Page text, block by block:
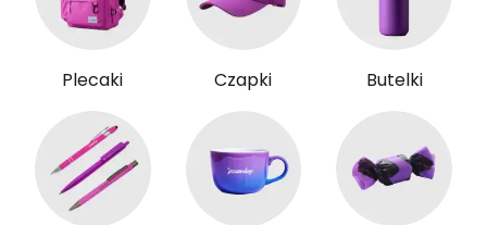
Plecaki Czapki Butelki